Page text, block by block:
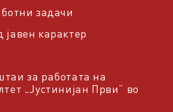
задачи
карактер
за работата на
„Јустинијан Први“ во